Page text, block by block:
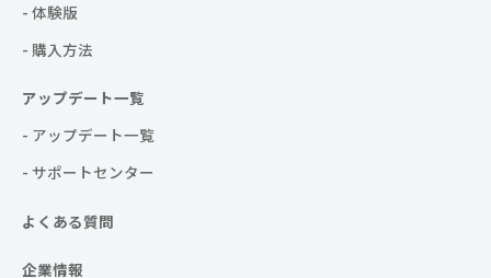
- 体験版
- 購入方法
アップデート一覧
- アップデート一覧
- サポートセンター
よくある質問
企業情報